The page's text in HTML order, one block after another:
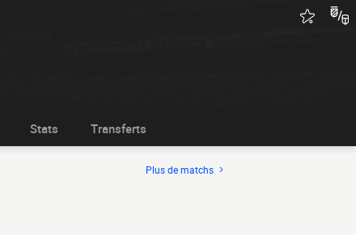
Stats Transferts
Plus de matchs